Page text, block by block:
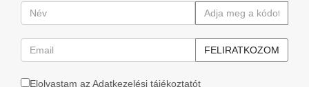
Elolvastam az Adatkezelési tájékoztatót